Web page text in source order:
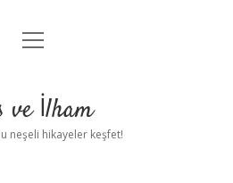
Anasayfa
Uyarı
menüyü
ve İlham
neşeli hikayeler keşfet!